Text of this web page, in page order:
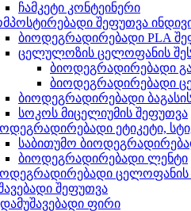
ჩამკეტი კონტეინერი
შეფუთვა
ბიოდეგრადირებადი PLA
ცელულოზის ცელოფანის
ბიოდეგრადირებადი
ბიოდეგრადირებადი
ბიოდეგრადირებადი
სოკოს მიცელიუმის შეფუთვა
ეტიკეტი,
საბითუმო
ბიოდეგრადირებადი ლენტი
ცელოფანის
შეფუთვა
ფირი